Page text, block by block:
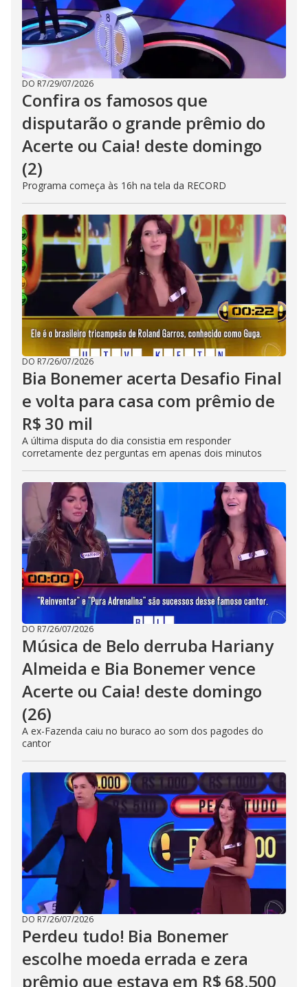
DO R7/29/07/2026
Confira os famosos que
disputarão o grande prêmio do
Acerte ou Caia! deste domingo
(2)
Programa começa às 16h na tela da RECORD
DO R7/26/07/2026
Bia Bonemer acerta Desafio Final
e volta para casa com prêmio de
R$ 30 mil
A última disputa do dia consistia em responder
corretamente dez perguntas em apenas dois minutos
DO R7/26/07/2026
Música de Belo derruba Hariany
Almeida e Bia Bonemer vence
Acerte ou Caia! deste domingo
(26)
A ex-Fazenda caiu no buraco ao som dos pagodes do
cantor
DO R7/26/07/2026
Perdeu tudo! Bia Bonemer
escolhe moeda errada e zera
prêmio que estava em R$ 68.500